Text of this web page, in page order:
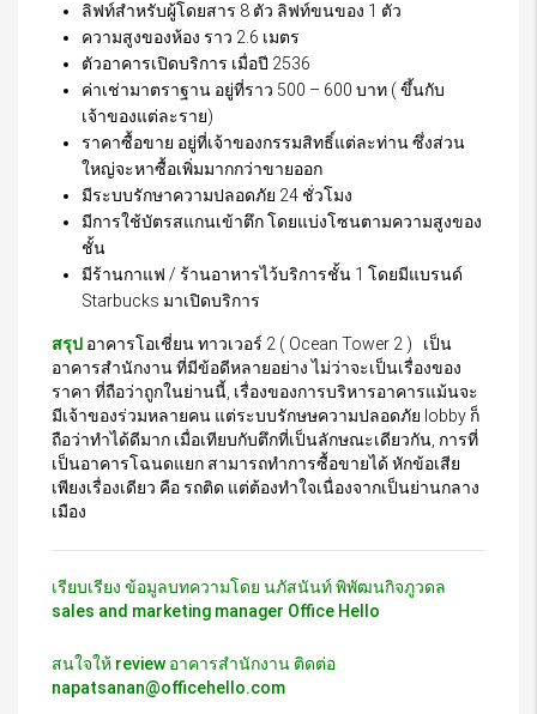
ลิฟท์สำหรับผู้โดยสาร 8 ตัว ลิฟท์ขนของ 1 ตัว
ความสูงของห้อง ราว 2.6 เมตร
ตัวอาคารเปิดบริการ เมื่อปี 2536
ค่าเช่ามาตราฐาน อยู่ที่ราว 500 – 600 บาท ( ขึ้นกับ
เจ้าของแต่ละราย)
ราคาซื้อขาย อยู่ที่เจ้าของกรรมสิทธิ์แต่ละท่าน ซึ่งส่วน
ใหญ่จะหาซื้อเพิ่มมากกว่าขายออก
มีระบบรักษาความปลอดภัย 24 ชั่วโมง
มีการใช้บัตรสแกนเข้าตึก โดยแบ่งโซนตามความสูงของ
ชั้น
มีร้านกาแฟ / ร้านอาหารไว้บริการชั้น 1 โดยมีแบรนด์
Starbucks มาเปิดบริการ
สรุป อาคารโอเชี่ยน ทาวเวอร์ 2 ( Ocean Tower 2 ) เป็น
อาคารสำนักงาน ที่มีข้อดีหลายอย่าง ไม่ว่าจะเป็นเรื่องของ
ราคา ที่ถือว่าถูกในย่านนี้, เรื่องของการบริหารอาคารแม้นจะ
มีเจ้าของร่วมหลายคน แต่ระบบรักษษความปลอดภัย lobby ก็
ถือว่าทำได้ดีมาก เมื่อเทียบกับตึกที่เป็นลักษณะเดียวกัน, การที่
เป็นอาคารโฉนดแยก สามารถทำการซื้อขายได้ หักข้อเสีย
เพียงเรื่องเดียว คือ รถติด แต่ต้องทำใจเนื่องจากเป็นย่านกลาง
เมือง
เรียบเรียง ข้อมูลบทความโดย นภัสนันท์ พิพัฒนกิจภูวดล
sales and marketing manager Office Hello
สนใจให้ review อาคารสำนักงาน ติดต่อ
napatsanan@officehello.com